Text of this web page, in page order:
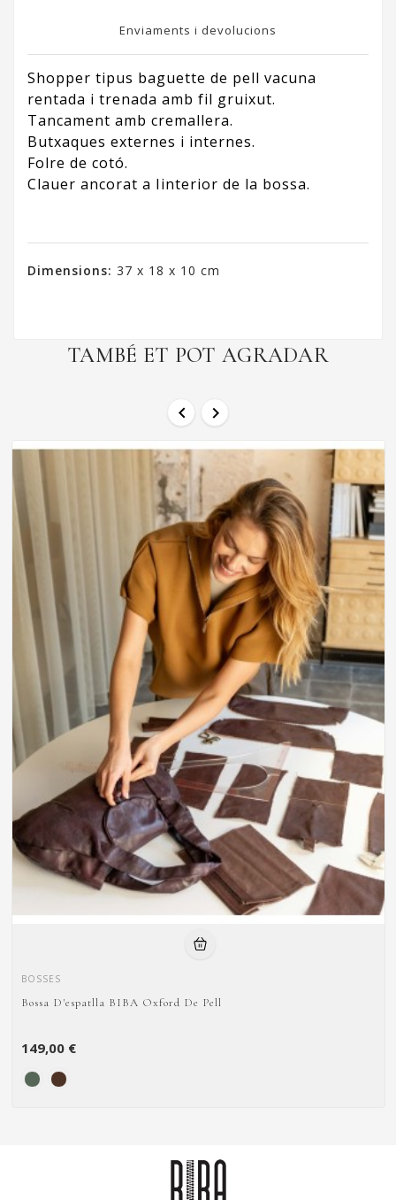
Enviaments i devolucions
Shopper tipus baguette de pell vacuna
rentada i trenada amb fil gruixut.
Tancament amb cremallera.
Butxaques externes i internes.
Folre de cotó.
Clauer ancorat a linterior de la bossa.
Dimensions: 37 x 18 x 10 cm
TAMBÉ ET POT AGRADAR
 
BOSSES
Bossa D'espatlla BIBA Oxford De Pell
149,00 €